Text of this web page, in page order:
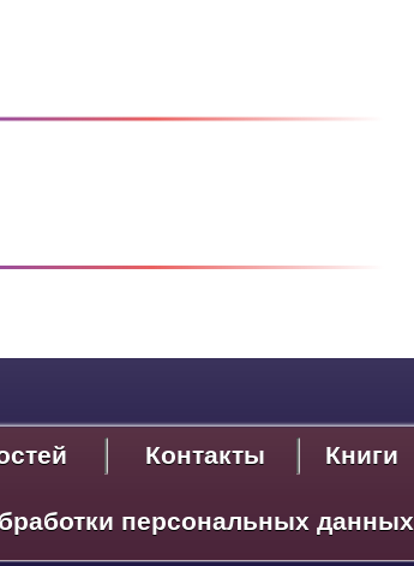
Контакты Книги
персональных данных